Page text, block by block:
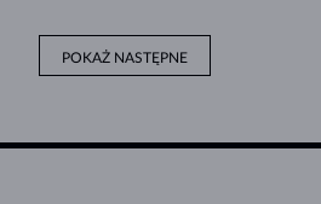
POKAŻ NASTĘPNE